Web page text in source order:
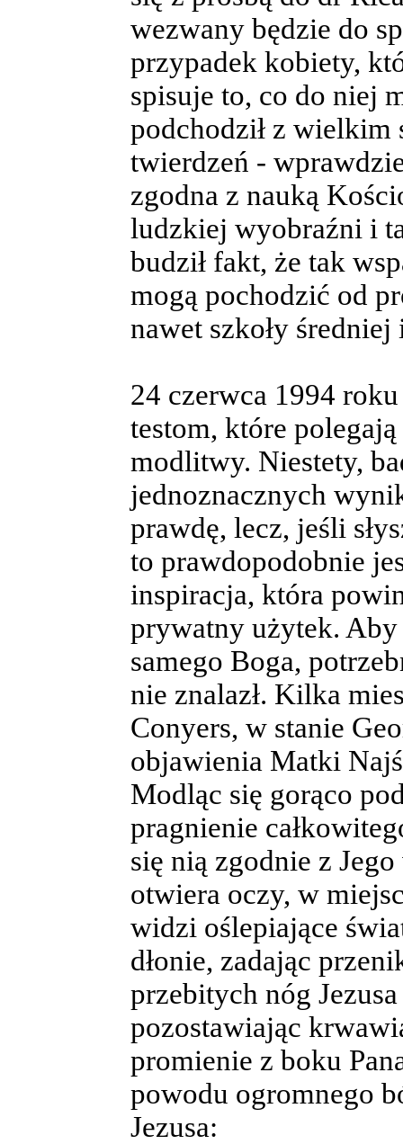
wezwany będzie do
przypadek kobiety,
spisuje to, co do niej
podchodził z
twierdzeń -
zgodna z nauką
ludzkiej wyobraźni i
budził fakt, że tak
mogą pochodzić od
nawet szkoły
24 czerwca 1994
testom, które
modlitwy. Niestety,
jednoznacznych
prawdę, lecz, jeśli
to prawdopodobnie
inspiracja, która
prywatny użytek. Aby
samego Boga,
nie znalazł. Kilka
Conyers, w stanie
objawienia Matki
Modląc się gorąco
pragnienie
się nią zgodnie z
otwiera oczy, w
widzi oślepiające
dłonie, zadając
przebitych nóg
pozostawiając
promienie z boku
powodu ogromnego
Jezusa: